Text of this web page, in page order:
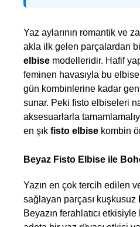
Yaz aylarının romantik ve
akla ilk gelen parçalardan
elbise modelleridir. Hafif
feminen havasıyla bu
gün kombinlerine kadar
sunar. Peki fisto elbiseleri
aksesuarlarla
en şık fisto elbise kombin
Beyaz Fisto Elbise ile
Yazın en çok tercih edilen
sağlayan parçası kuşkusuz
Beyazın ferahlatıcı